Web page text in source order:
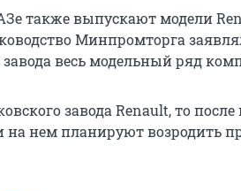
также выпускают модели
Минпромторга
весь модельный ряд
завода Renault, то
нем планируют возродить